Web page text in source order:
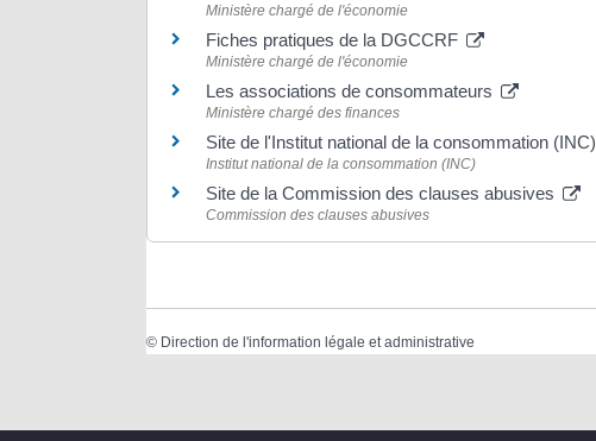
Ministère chargé de l'économie
Fiches pratiques de la DGCCRF
Ministère chargé de l'économie
Les associations de consommateurs
Ministère chargé des finances
Site de l'Institut national de la consommation (INC)
Institut national de la consommation (INC)
Site de la Commission des clauses abusives
Commission des clauses abusives
© Direction de l'information légale et administrative